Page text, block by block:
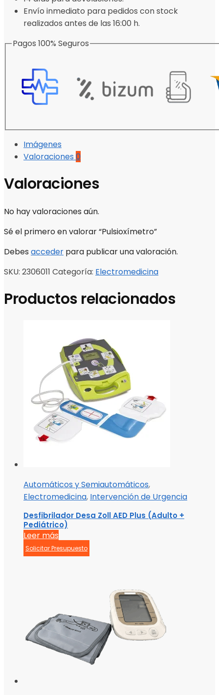
Envío inmediato para pedidos con stock
realizados antes de las 16:00 h.
Pagos 100% Seguros
Imágenes
Valoraciones 0
Valoraciones
No hay valoraciones aún.
Sé el primero en valorar “Pulsioxímetro”
Debes acceder para publicar una valoración.
SKU: 2306011 Categoría: Electromedicina
Productos relacionados
Automáticos y Semiautomáticos,
Electromedicina, Intervención de Urgencia
Desfibrilador Desa Zoll AED Plus (Adulto +
Pediátrico)
Leer más
Solicitar Presupuesto